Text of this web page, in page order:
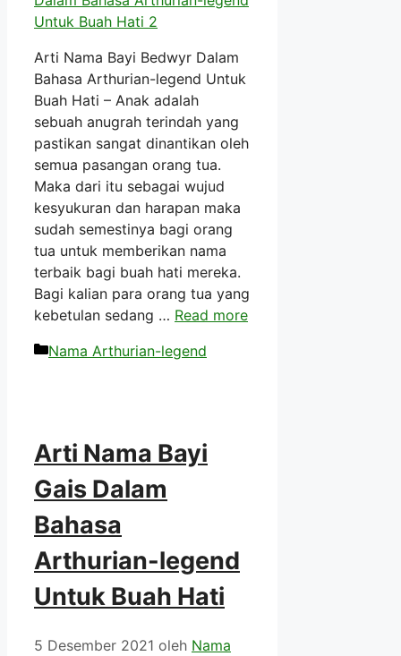
Arti Nama Bayi Bedwyr Dalam
Bahasa Arthurian-legend Untuk
Buah Hati – Anak adalah
sebuah anugrah terindah yang
pastikan sangat dinantikan oleh
semua pasangan orang tua.
Maka dari itu sebagai wujud
kesyukuran dan harapan maka
sudah semestinya bagi orang
tua untuk memberikan nama
terbaik bagi buah hati mereka.
Bagi kalian para orang tua yang
kebetulan sedang … Read more
Kategori
Nama Arthurian-legend
Arti Nama Bayi
Gais Dalam
Bahasa
Arthurian-legend
Untuk Buah Hati
5 Desember 2021 oleh Nama